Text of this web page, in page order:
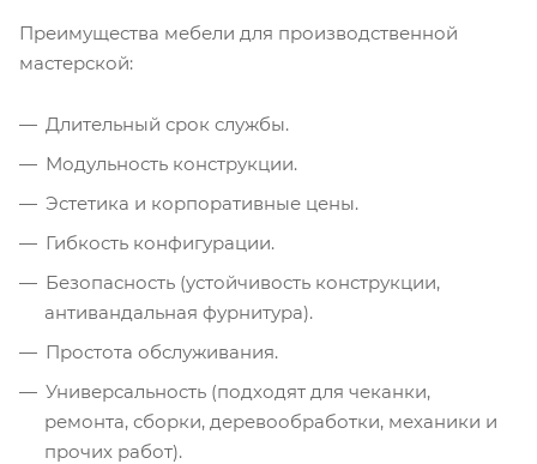
Преимущества мебели для производственной
мастерской:
Длительный срок службы.
Модульность конструкции.
Эстетика и корпоративные цены.
Гибкость конфигурации.
Безопасность (устойчивость конструкции,
антивандальная фурнитура).
Простота обслуживания.
Универсальность (подходят для чеканки,
ремонта, сборки, деревообработки, механики и
прочих работ).